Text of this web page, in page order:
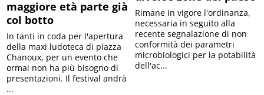
maggiore età parte già
col botto
In tanti in coda per l'apertura
della maxi ludoteca di piazza
Chanoux, per un evento che
ormai non ha più bisogno di
presentazioni. Il festival andrà
...
Rimane in vigore l'ordinanza,
necessaria in seguito alla
recente segnalazione di non
conformità dei parametri
microbiologici per la potabilità
dell'ac...